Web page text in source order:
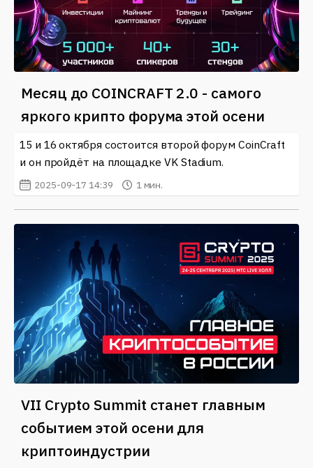
Месяц до COINCRAFT 2.0 - самого
яркого крипто форума этой осени
15 и 16 октября состоится второй форум CoinCraft
и он пройдёт на площадке VK Stadium.
2025-09-17 14:39 1 мин.
VII Crypto Summit станет главным
событием этой осени для
криптоиндустрии